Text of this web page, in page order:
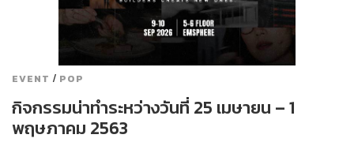
EVENT / POP
กิจกรรมน่าทำระหว่างวันที่ 25 เมษายน – 1
พฤษภาคม 2563